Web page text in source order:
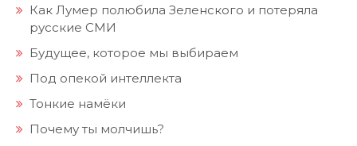
Как Лумер полюбила Зеленского и потеряла
русские СМИ
Будущее, которое мы выбираем
Под опекой интеллекта
Тонкие намёки
Почему ты молчишь?